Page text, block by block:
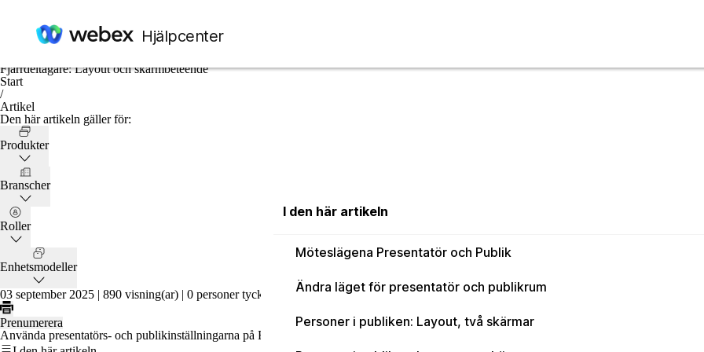
Hjälpcenter
Ändra läget för presentatör och publikrum
Personer i publiken: Layout, två skärmar
Fjärrdeltagare: Layout och skärmbeteende
Start
/
Artikel
Den här artikeln gäller för:
Produkter
Branscher
Roller
Enhetsmodeller
03 september 2025 | 890 visning(ar) | 0 personer tyckte att detta var till hjälp
Prenumerera
I den här artikeln
Möteslägena Presentatör och Publik
Ändra läget för presentatör och publikrum
Personer i publiken: Layout, två skärmar
Använda presentatörs- och publikinställningarna på Board- och rumsserier